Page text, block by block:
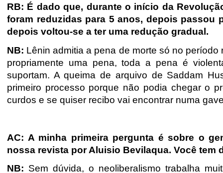
RB: É dado que, durante o início da
foram reduzidas para 5 anos, depois passou
depois voltou-se a ter uma redução gradual.
NB: Lênin admitia a pena de morte só no
propriamente uma pena, toda a pena é
suportam. A queima de arquivo de Saddam
primeiro processo porque não podia chegar o
curdos e se quiser recibo vai encontrar numa
AC: A minha primeira pergunta é sobre o
nossa revista por Aluisio Bevilaqua. Você tem
NB: Sem dúvida, o neoliberalismo trabalha